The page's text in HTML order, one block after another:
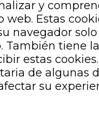
y
web. Estas
navegador solo
También tiene
estas
de algunas
su